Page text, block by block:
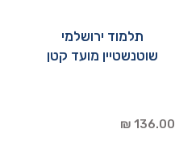
תלמוד ירושלמי
שוטנשטיין מועד קטן
136.00 ₪